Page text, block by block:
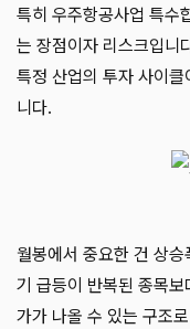
특히 우주항공사업 특
는 장점이자 리스크입니
특정 산업의 투자 사이
니다.
월봉에서 중요한 건 상
기 급등이 반복된 종목
가가 나올 수 있는 구조